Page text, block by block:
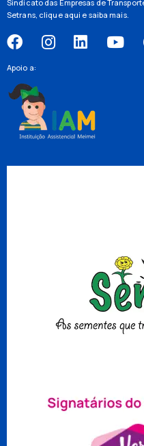
Sindicato das Empresas de
Setrans, clique aqui e saiba mais.
Apoio a: